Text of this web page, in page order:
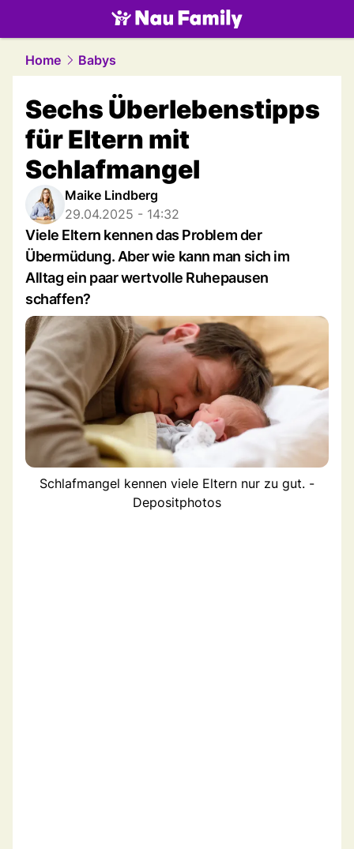
family.NAU.ch
Home Babys
Sechs Überlebenstipps
für Eltern mit
Schlafmangel
Maike Lindberg
29.04.2025 - 14:32
Viele Eltern kennen das Problem der
Übermüdung. Aber wie kann man sich im
Alltag ein paar wertvolle Ruhepausen
schaffen?
Schlafmangel kennen viele Eltern nur zu gut. -
Depositphotos